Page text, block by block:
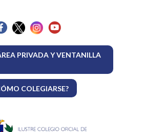
PRIVADA Y VENTANILLA
COLEGIARSE?